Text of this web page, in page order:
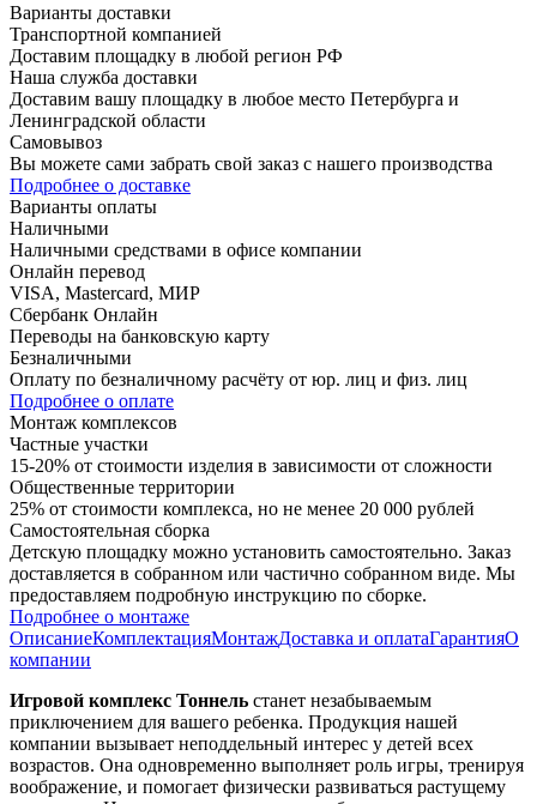
Варианты доставки
Транспортной компанией
Доставим площадку в любой регион РФ
Наша служба доставки
Доставим вашу площадку в любое место Петербурга и
Ленинградской области
Самовывоз
Вы можете сами забрать свой заказ с нашего производства
Подробнее о доставке
Варианты оплаты
Наличными
Наличными средствами в офисе компании
Онлайн перевод
VISA, Mastercard, МИР
Сбербанк Онлайн
Переводы на банковскую карту
Безналичными
Оплату по безналичному расчёту от юр. лиц и физ. лиц
Подробнее о оплате
Монтаж комплексов
Частные участки
15-20% от стоимости изделия в зависимости от сложности
Общественные территории
25% от стоимости комплекса, но не менее 20 000 рублей
Самостоятельная сборка
Детскую площадку можно установить самостоятельно. Заказ
доставляется в собранном или частично собранном виде. Мы
предоставляем подробную инструкцию по сборке.
Подробнее о монтаже
ОписаниеКомплектацияМонтажДоставка и оплатаГарантияО
компании
Игровой комплекс Тоннель станет незабываемым
приключением для вашего ребенка. Продукция нашей
компании вызывает неподдельный интерес у детей всех
возрастов. Она одновременно выполняет роль игры, тренируя
воображение, и помогает физически развиваться растущему